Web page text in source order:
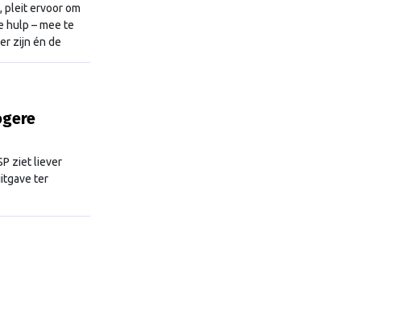
pleit ervoor om
hulp – mee te
zijn én de
ziet liever
ter